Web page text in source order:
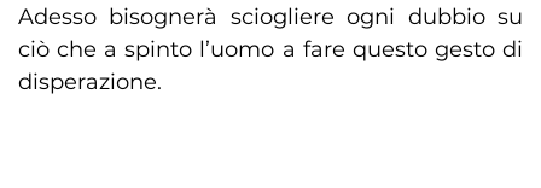
Adesso bisognerà sciogliere ogni dubbio su
ciò che a spinto l’uomo a fare questo gesto di
disperazione.